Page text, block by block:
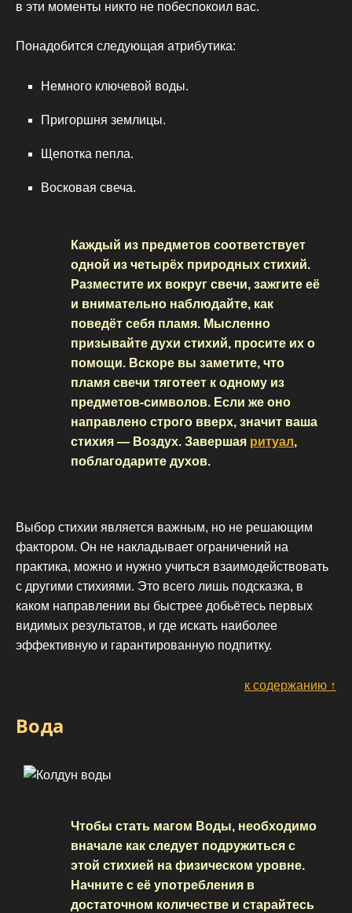
в эти моменты никто не побеспокоил вас.
Понадобится следующая атрибутика:
Немного ключевой воды.
Пригоршня землицы.
Щепотка пепла.
Восковая свеча.
Каждый из предметов соответствует
одной из четырёх природных стихий.
Разместите их вокруг свечи, зажгите её
и внимательно наблюдайте, как
поведёт себя пламя. Мысленно
призывайте духи стихий, просите их о
помощи. Вскоре вы заметите, что
пламя свечи тяготеет к одному из
предметов-символов. Если же оно
направлено строго вверх, значит ваша
стихия — Воздух. Завершая ритуал,
поблагодарите духов.
Выбор стихии является важным, но не решающим
фактором. Он не накладывает ограничений на
практика, можно и нужно учиться взаимодействовать
с другими стихиями. Это всего лишь подсказка, в
каком направлении вы быстрее добьётесь первых
видимых результатов, и где искать наиболее
эффективную и гарантированную подпитку.
к содержанию ↑
Вода
Чтобы стать магом Воды, необходимо
вначале как следует подружиться с
этой стихией на физическом уровне.
Начните с её употребления в
достаточном количестве и старайтесь